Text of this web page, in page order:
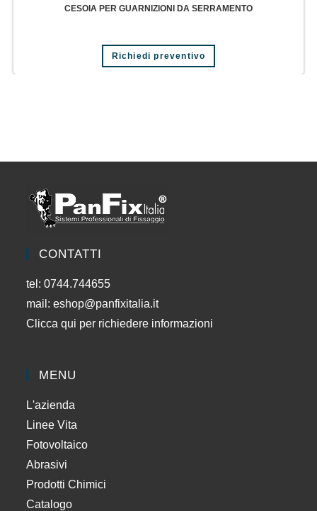
CESOIA PER GUARNIZIONI DA SERRAMENTO
Richiedi preventivo
CONTATTI
tel: 0744.744655
mail:eshop@panfixitalia.it
Clicca qui per richiedere informazioni
MENU
L'azienda
Linee Vita
Fotovoltaico
Abrasivi
Prodotti Chimici
Catalogo